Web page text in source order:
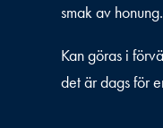
smak av honung.
Kan göras i
det är dags för